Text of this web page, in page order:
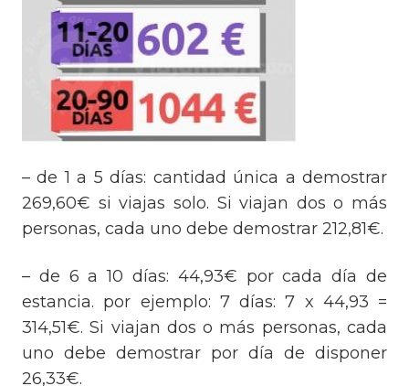
– de 1 a 5 días: cantidad única a demostrar
269,60€ si viajas solo. Si viajan dos o más
personas, cada uno debe demostrar 212,81€.
– de 6 a 10 días: 44,93€ por cada día de
estancia. por ejemplo: 7 días: 7 x 44,93 =
314,51€. Si viajan dos o más personas, cada
uno debe demostrar por día de disponer
26,33€.